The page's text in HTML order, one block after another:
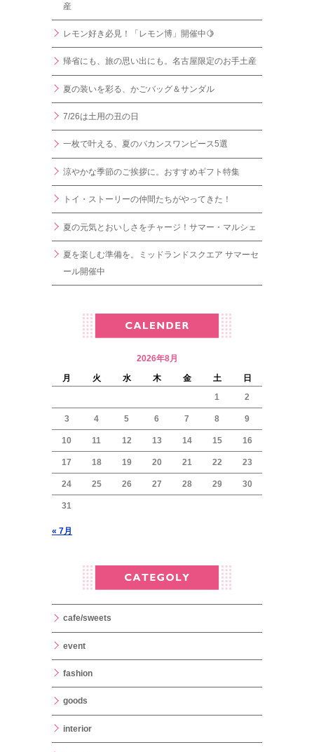
産
レモン好き必見！「レモン博」開催中🍋
帰省にも、旅の思い出にも。名古屋限定のお手土産
夏の装いを彩る、かごバッグ＆サンダル
7/26は土用の丑の日
一枚で叶える、夏のバカンスワンピース5選
涼やかな季節のご挨拶に。おすすめギフト特集
トイ・ストーリーの仲間たちがやってきた！
夏の元気とおいしさをチャージ！サマー・マルシェ
夏を楽しむ準備を。ミッドランドスクエア サマーセ
ール開催中
2026年8月
月
火 水 木 金 土
日
1
2
3 4 5 6 7 8 9
10 11 12 13 14 15 16
17 18 19 20 21 22 23
24 25 26 27 28 29 30
31
« 7月
cafe/sweets
event
fashion
goods
interior